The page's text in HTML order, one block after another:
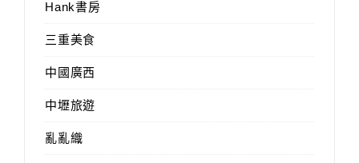
Hank書房
三重美食
中國廣西
中壢旅遊
亂亂織